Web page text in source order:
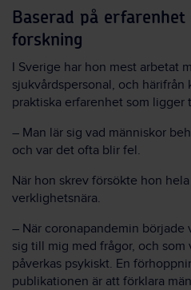
Baserad på erfarenhet
forskning
I Sverige har hon mest arbetat
sjukvårdspersonal, och härifrån
praktiska erfarenhet som ligger
– Man lär sig vad människor
och var det ofta blir fel.
När hon skrev försökte hon
verklighetsnära.
– När coronapandemin började
sig till mig med frågor, och
påverkas psykiskt. En
publikationen är att förklara